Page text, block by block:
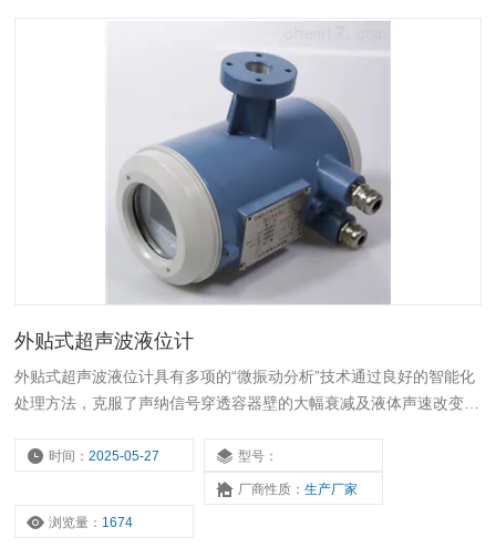
外贴式超声波液位计
外贴式超声波液位计具有多项的“微振动分析”技术通过良好的智能化
处理方法，克服了声纳信号穿透容器壁的大幅衰减及液体声速改变等
时间：2025-05-27 型号：
厂商性质： 生产厂家
浏览量： 1674